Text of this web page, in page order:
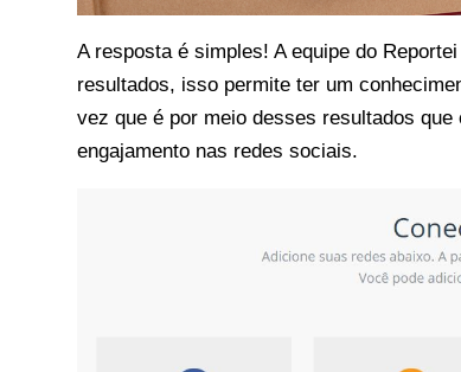
A resposta é simples! A equipe do
resultados, isso permite ter um
vez que é por meio desses resultados
engajamento nas redes sociais.